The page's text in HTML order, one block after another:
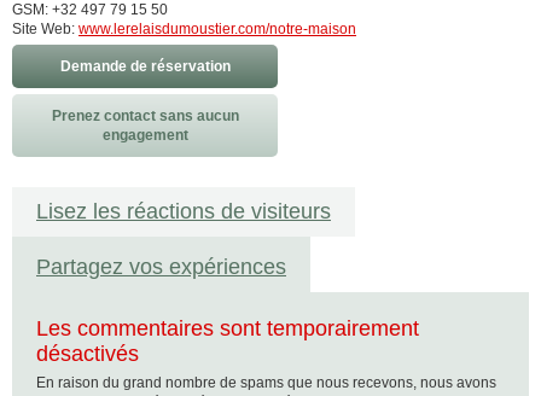
GSM: +32 497 79 15 50
Site Web: www.lerelaisdumoustier.com/notre-maison
Demande de réservation
Prenez contact sans aucun
engagement
Lisez les réactions de visiteurs
Partagez vos expériences
Les commentaires sont temporairement
désactivés
En raison du grand nombre de spams que nous recevons, nous avons